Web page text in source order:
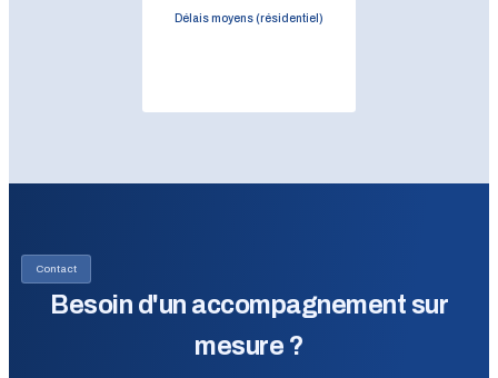
Délais moyens (résidentiel)
Contact
Besoin d'un accompagnement sur
mesure ?